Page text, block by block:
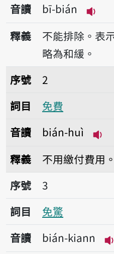
音讀
bī-bián
播
釋義
不能排除。表
略為和緩。
序號2免費
序號
2
詞目
免費
音讀
bián-huì
釋義
不用繳付費用。
序號3免驚
序號
3
詞目
免驚
音讀
bián-kiann